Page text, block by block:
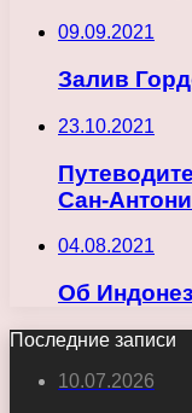
09.09.2021
Залив
23.10.2021
Сан-
04.08.2021
Об
Последние записи
10.07.2026